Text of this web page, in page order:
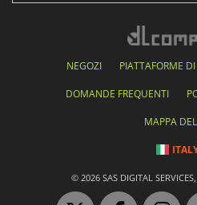
NEGOZI PIATTAFORME
DOMANDE FREQUENTI
MAPPA
© 2026 SAS DIGITAL